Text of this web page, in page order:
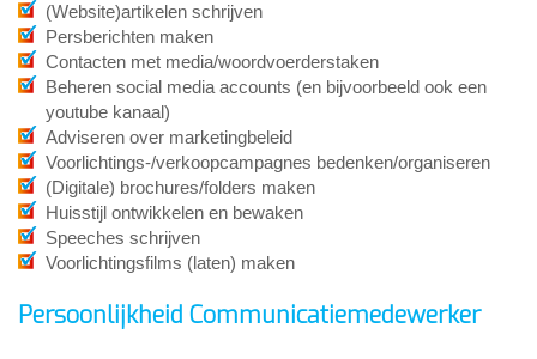
(Website)artikelen schrijven
Persberichten maken
Contacten met media/woordvoerderstaken
Beheren social media accounts (en bijvoorbeeld ook een
youtube kanaal)
Adviseren over marketingbeleid
Voorlichtings-/verkoopcampagnes bedenken/organiseren
(Digitale) brochures/folders maken
Huisstijl ontwikkelen en bewaken
Speeches schrijven
Voorlichtingsfilms (laten) maken
Persoonlijkheid Communicatiemedewerker